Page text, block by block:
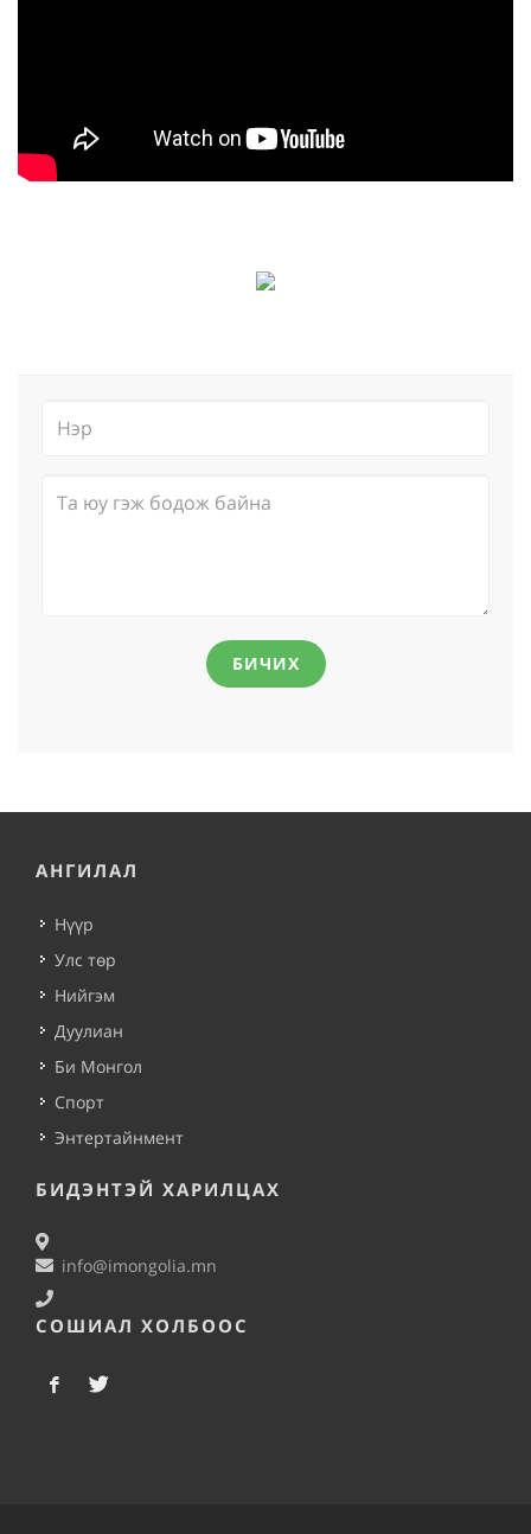
БИЧИХ
АНГИЛАЛ
Нүүр
Улс төр
Нийгэм
Дуулиан
Би Монгол
Спорт
Энтертайнмент
БИДЭНТЭЙ ХАРИЛЦАХ
info@imongolia.mn
СОШИАЛ ХОЛБООС